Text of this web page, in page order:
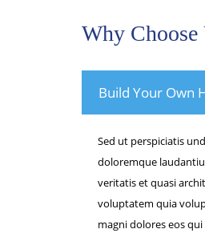
Why Choose
Build Your Own
Sed ut perspiciatis
doloremque
veritatis et quasi
voluptatem quia
magni dolores eos